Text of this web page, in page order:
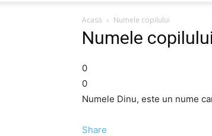
Acasă Numele copilului
Numele copilului
0
0
Numele Dinu, este un nume
Share